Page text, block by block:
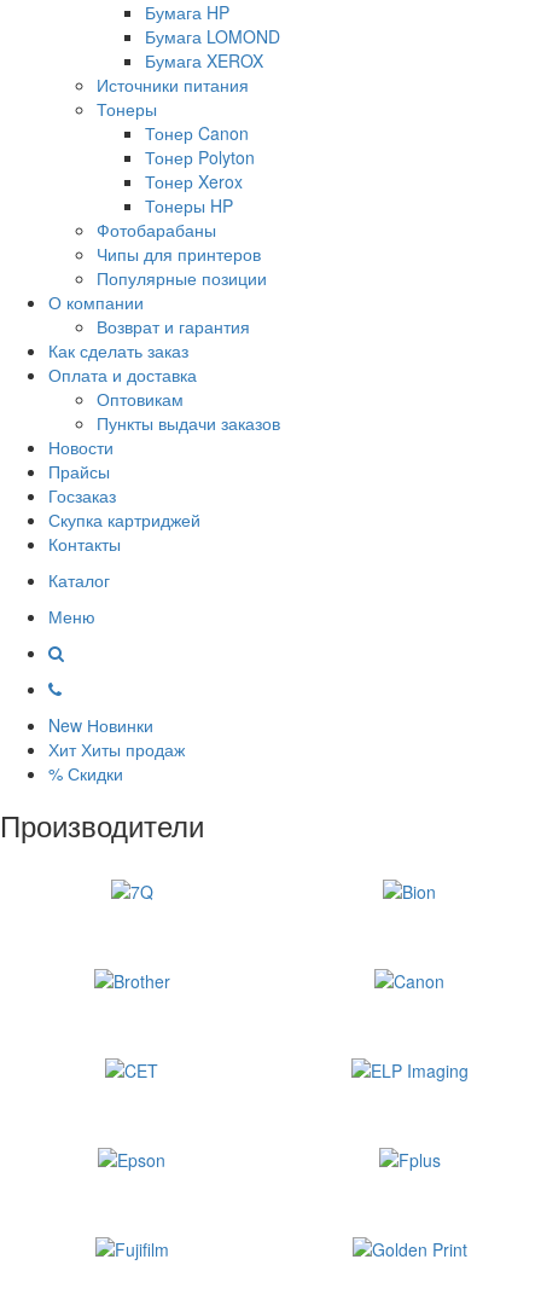
Бумага HP
Бумага LOMOND
Бумага XEROX
Источники питания
Тонеры
Тонер Canon
Тонер Polyton
Тонер Xerox
Тонеры HP
Фотобарабаны
Чипы для принтеров
Популярные позиции
О компании
Возврат и гарантия
Как сделать заказ
Оплата и доставка
Оптовикам
Пункты выдачи заказов
Новости
Прайсы
Госзаказ
Скупка картриджей
Контакты
Каталог
Меню
New Новинки
Хит Хиты продаж
% Скидки
Производители